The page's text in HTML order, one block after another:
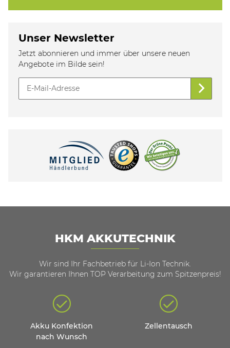
Unser Newsletter
Jetzt abonnieren und immer über unsere neuen
Angebote im Bilde sein!
HKM AKKUTECHNIK
Wir sind Ihr Fachbetrieb für Li-Ion Technik.
Wir garantieren Ihnen TOP Verarbeitung zum Spitzenpreis!
Akku Konfektion
nach Wunsch
Zellentausch